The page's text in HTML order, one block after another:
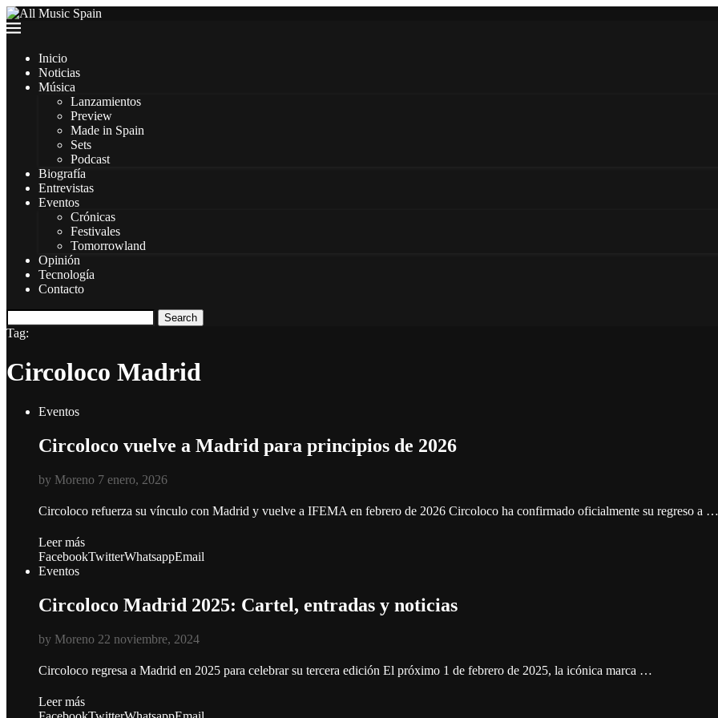
Inicio
Noticias
Música
Lanzamientos
Preview
Made in Spain
Sets
Podcast
Biografía
Entrevistas
Eventos
Crónicas
Festivales
Tomorrowland
Opinión
Tecnología
Contacto
Search
Tag:
Circoloco Madrid
Eventos
Circoloco vuelve a Madrid para principios de 2026
by Moreno 7 enero, 2026
Circoloco refuerza su vínculo con Madrid y vuelve a IFEMA en febrero de 2026 Circoloco ha confirmado oficialmente su regreso a …
Leer más
FacebookTwitterWhatsappEmail
Eventos
Circoloco Madrid 2025: Cartel, entradas y noticias
by Moreno 22 noviembre, 2024
Circoloco regresa a Madrid en 2025 para celebrar su tercera edición El próximo 1 de febrero de 2025, la icónica marca …
Leer más